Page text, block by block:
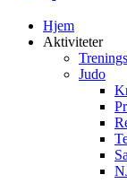
Hjem
Aktiviteter
Judo